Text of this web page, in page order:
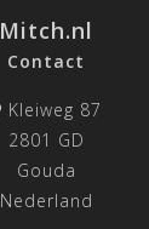
Mitch.nl
Contact
Kleiweg 87
2801 GD
Gouda
Nederland